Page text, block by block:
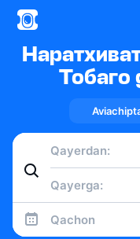
Тобаго
Qachon